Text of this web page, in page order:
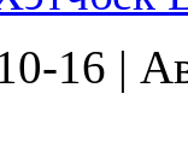
16 |